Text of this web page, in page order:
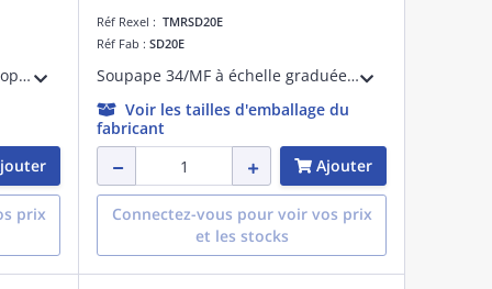
Soupape de sécurité antigel iStop 1'MM. Dispositif de sécurité pour protéger l'installation des risques d'endommagement liés au gel. Ouvertureà 3°C/ fermeture 4°C. Corps laiton.Caleffi Hydronic Solutions : 108601
prix
Réf Rexel : TMRSD20E
Réf Fab : SD20E
Soupape 34/MF à échelle graduée avec montage en équerre de 1 à 6 Mce. Pour installations subissant d'importantes variations de pression. Corps laiton. Température maxi : 100°C. Pression maxi : 10 bar.
Voir les tailles d'emballage du
fabricant
Ajouter
Connectez-vous pour voir vos prix
et les stocks